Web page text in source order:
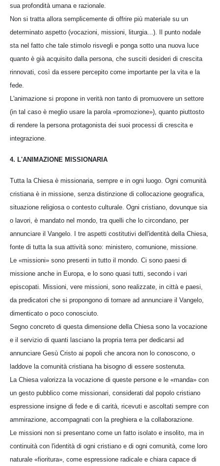
sua profondità umana e razionale.
Non si tratta allora semplicemente di offrire più materiale su un
determinato aspetto (vocazioni, missioni, liturgia...). Il punto nodale
sta nel fatto che tale stimolo risvegli e ponga sotto una nuova luce
quanto è già acquisito dalla persona, che susciti desideri di crescita
rinnovati, così da essere percepito come importante per la vita e la
fede.
L'animazione si propone in verità non tanto di promuovere un settore
(in tal caso è meglio usare la parola «promozione»), quanto piuttosto
di rendere la persona protagonista dei suoi processi di crescita e
integrazione.
4. L'ANIMAZIONE MISSIONARIA
Tutta la Chiesa è missionaria, sempre e in ogni luogo. Ogni comunità
cristiana è in missione, senza distinzione di collocazione geografica,
situazione religiosa o contesto culturale. Ogni cristiano, dovunque sia
o lavori, è mandato nel mondo, tra quelli che lo circondano, per
annunciare il Vangelo. I tre aspetti costitutivi dell'identità della Chiesa,
fonte di tutta la sua attività sono: ministero, comunione, missione.
Le «missioni» sono presenti in tutto il mondo. Ci sono paesi di
missione anche in Europa, e lo sono quasi tutti, secondo i vari
episcopati. Missioni, vere missioni, sono realizzate, in città e paesi,
da predicatori che si propongono di tornare ad annunciare il Vangelo,
dimenticato o poco conosciuto.
Segno concreto di questa dimensione della Chiesa sono la vocazione
e il servizio di quanti lasciano la propria terra per dedicarsi ad
annunciare Gesù Cristo ai popoli che ancora non lo conoscono, o
laddove la comunità cristiana ha bisogno di essere sostenuta.
La Chiesa valorizza la vocazione di queste persone e le «manda» con
un gesto pubblico come missionari, considerati dal popolo cristiano
espressione insigne di fede e di carità, ricevuti e ascoltati sempre con
ammirazione, accompagnati con la preghiera e la collaborazione.
Le missioni non si presentano come un fatto isolato e insolito, ma in
continuità con l'identità di ogni cristiano e di ogni comunità, come loro
naturale «fioritura», come espressione radicale e chiara capace di